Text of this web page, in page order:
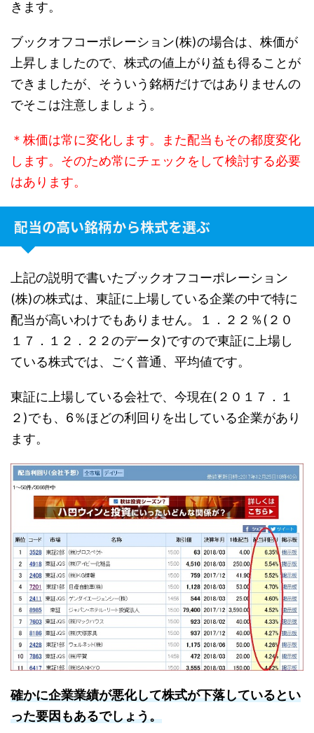
きます。
ブックオフコーポレーション(株)の場合は、株価が
上昇しましたので、株式の値上がり益も得ることが
できましたが、そういう銘柄だけではありませんの
でそこは注意しましょう。
＊株価は常に変化します。また配当もその都度変化
します。そのため常にチェックをして検討する必要
はあります。
配当の高い銘柄から株式を選ぶ
上記の説明で書いたブックオフコーポレーション
(株)の株式は、東証に上場している企業の中で特に
配当が高いわけでもありません。１．２２％(２０
１７．１２．２２のデータ)ですので東証に上場し
ている株式では、ごく普通、平均値です。
東証に上場している会社で、今現在(２０１７．１
２)でも、 6％ほどの利回りを出している企業があり
ます。
確かに企業業績が悪化して株式が下落しているとい
った要因もあるでしょう。